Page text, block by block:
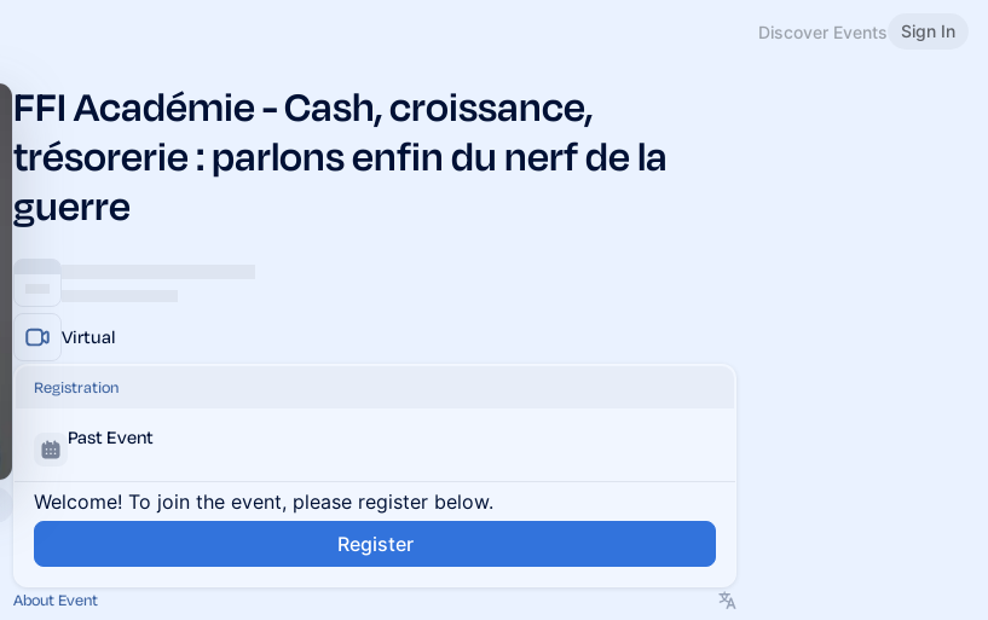
Discover Events Sign In
FFI Académie - Cash, croissance,
trésorerie : parlons enfin du nerf de la
guerre
Virtual
Registration
Past Event
Welcome! To join the event, please register below.
Register
About Event